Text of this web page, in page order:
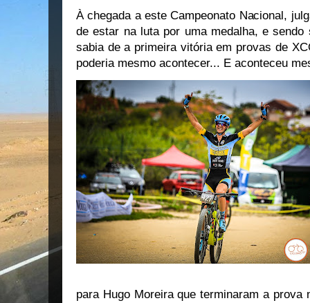
À chegada a este Campeonato Nacional,
de estar na luta por uma medalha, e
sabia de a primeira vitória em provas de
poderia mesmo acontecer... E aconteceu
para Hugo Moreira que terminaram a prova